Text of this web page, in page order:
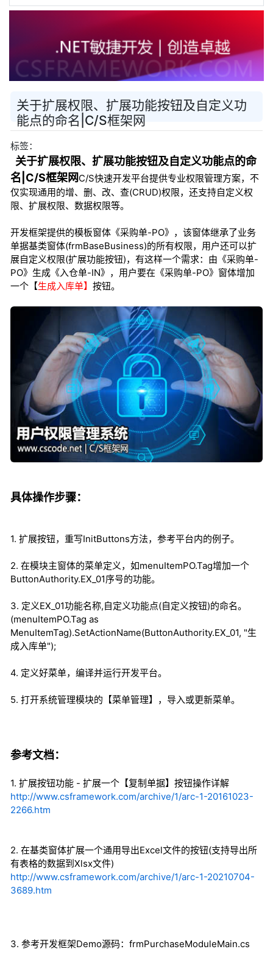
关于扩展权限、扩展功能按钮及自定义功
能点的命名|C/S框架网
标签：
关于扩展权限、扩展功能按钮及自定义功能点的命
名|C/S框架网C/S快速开发平台提供专业权限管理方案，不
仅实现通用的增、删、改、查(CRUD)权限，还支持自定义权
限、扩展权限、数据权限等。
开发框架提供的模板窗体《采购单-PO》，该窗体继承了业务
单据基类窗体(frmBaseBusiness)的所有权限，用户还可以扩
展自定义权限(扩展功能按钮)，有这样一个需求：由《采购单-
PO》生成《入仓单-IN》，用户要在《采购单-PO》窗体增加
一个【生成入库单】 按钮。
具体操作步骤：
1. 扩展按钮，重写InitButtons方法，参考平台内的例子。
2. 在模块主窗体的菜单定义，如menuItemPO.Tag增加一个
ButtonAuthority.EX_01序号的功能。
3. 定义EX_01功能名称,自定义功能点(自定义按钮)的命名。
(menuItemPO.Tag as
MenuItemTag).SetActionName(ButtonAuthority.EX_01, "生
成入库单");
4. 定义好菜单，编译并运行开发平台。
5. 打开系统管理模块的【菜单管理】，导入或更新菜单。
参考文档：
1. 扩展按钮功能 - 扩展一个【复制单据】按钮操作详解
http://www.csframework.com/archive/1/arc-1-20161023-
2266.htm
2. 在基类窗体扩展一个通用导出Excel文件的按钮(支持导出所
有表格的数据到Xlsx文件)
http://www.csframework.com/archive/1/arc-1-20210704-
3689.htm
3. 参考开发框架Demo源码：frmPurchaseModuleMain.cs